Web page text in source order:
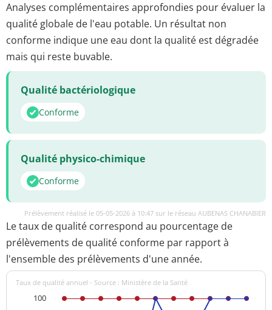
Analyses complémentaires approfondies pour évaluer la
qualité globale de l'eau potable. Un résultat non
conforme indique une eau dont la qualité est dégradée
mais qui reste buvable.
Qualité bactériologique
Conforme
Qualité physico-chimique
Conforme
Prélèvement réalisé le 05-05-2026 à 10:47 sur le réseau AUBENAS CHANABIER
Le taux de qualité correspond au pourcentage de
prélèvements de qualité conforme par rapport à
l'ensemble des prélèvements d'une année.
Taux de qualité annuel - Source : Ministère de la Santé
100